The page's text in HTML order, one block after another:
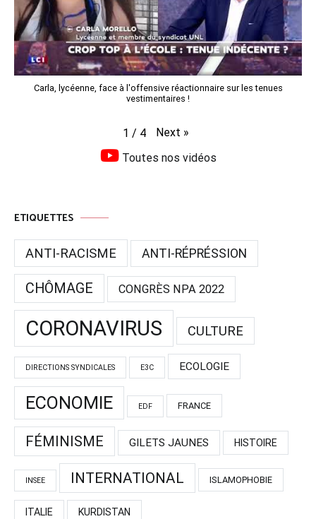
Carla, lycéenne, face à l'offensive réactionnaire sur les tenues
vestimentaires !
1 / 4 Next »
Toutes nos vidéos
ETIQUETTES
ANTI-RACISME ANTI-RÉPRÉSSION
CHÔMAGE CONGRÈS NPA 2022
CORONAVIRUS CULTURE
DIRECTIONS SYNDICALES E3C ECOLOGIE
ECONOMIE EDF FRANCE
FÉMINISME GILETS JAUNES HISTOIRE
INSEE INTERNATIONAL ISLAMOPHOBIE
ITALIE KURDISTAN